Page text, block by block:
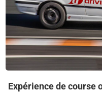
Expérience de course